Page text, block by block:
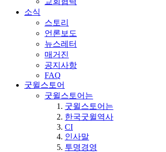
소식
스토리
언론보도
뉴스레터
매거진
공지사항
FAQ
굿윌스토어
굿윌스토어는
굿윌스토어는
한국굿윌역사
CI
인사말
투명경영